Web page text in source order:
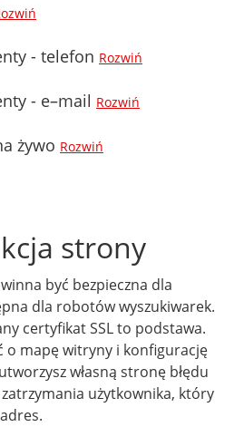
- telefon Rozwiń
- e–mail Rozwiń
żywo Rozwiń
strony
być bezpieczna dla
dla robotów wyszukiwarek.
certyfikat SSL to podstawa.
o mapę witryny i konfigurację
własną stronę błędu
zatrzymania użytkownika, który